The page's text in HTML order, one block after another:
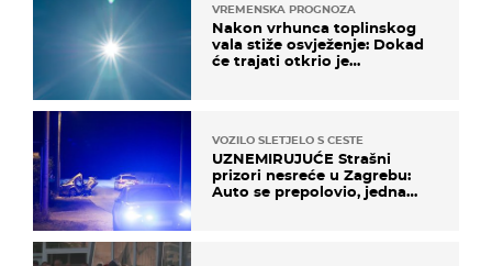
VREMENSKA PROGNOZA
Nakon vrhunca toplinskog
vala stiže osvježenje: Dokad
će trajati otkrio je
VOZILO SLETJELO S CESTE
UZNEMIRUJUĆE Strašni
prizori nesreće u Zagrebu:
Auto se prepolovio, jedna